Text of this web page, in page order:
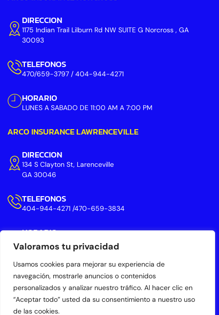
Valoramos tu privacidad
Usamos cookies para mejorar su experiencia de
navegación, mostrarle anuncios o contenidos
personalizados y analizar nuestro tráfico. Al hacer clic en
“Aceptar todo” usted da su consentimiento a nuestro uso
de las cookies.
DIRECCION
1175 Indian Trail Lilburn Rd NW SUITE G Norcross , GA
30093
TELEFONOS
470/659-3797 / 404-944-4271
HORARIO
LUNES A SABADO DE 11:00 AM A 7:00 PM
ARCO INSURANCE LAWRENCEVILLE
DIRECCION
134 S Clayton St, Larenceville
GA 30046
TELEFONOS
404-944-4271 /470-659-3834
HORARIO
LUNES A SABADO DE 11:00 AM A 7:00 PM
DOMINGOS DE 11:00 A 4:00 PM